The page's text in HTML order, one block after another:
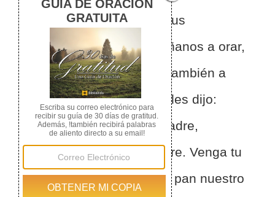
terminó, le dijo uno de sus
discípulos: Señor, enséñanos a orar,
así como Juan enseñó también a
sus discípulos.
2
Y El les dijo:
Cuando oréis, decid: "Padre,
santificado sea tu nombre. Venga tu
reino.
3 "Danos hoy el pan nuestro